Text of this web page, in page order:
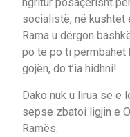
ngritur posaçërisht
socialistë, në kushtet
Rama u dërgon
po të po ti përmbahet
gojën, do t’ia hidhni!
Dako nuk u lirua se e
sepse zbatoi ligjin e
Ramës.